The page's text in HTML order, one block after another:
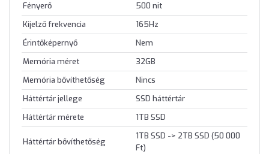
Fényerő
500 nit
Kijelző frekvencia
165Hz
Érintőképernyő
Nem
Memória méret
32GB
Memória bővíthetőség
Nincs
Háttértár jellege
SSD háttértár
Háttértár mérete
1TB SSD
Háttértár bővíthetőség
1TB SSD -> 2TB SSD (50 000
Ft)